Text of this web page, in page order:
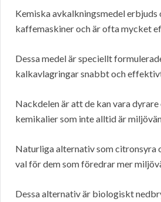
Kemiska avkalkningsmedel
kaffemaskiner och är ofta mycket
Dessa medel är speciellt
kalkavlagringar snabbt och
Nackdelen är att de kan vara dyrare
kemikalier som inte alltid är
Naturliga alternativ som citronsyra
val för dem som föredrar mer
Dessa alternativ är biologiskt